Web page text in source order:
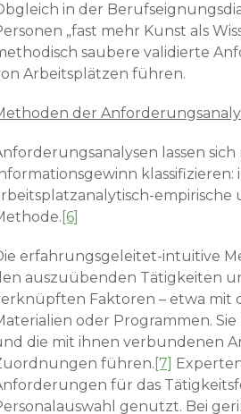
in der
„fast mehr Kunst als
saubere validierte
Arbeits­plätzen führen.
der
lassen
[6]
erfahrungsgeleitet-intuitive
auszuübenden Tätigkeiten
Faktoren – etwa mit
oder Programmen.
die mit ihnen verbundenen
führen. [7]
für das
genutzt. Bei